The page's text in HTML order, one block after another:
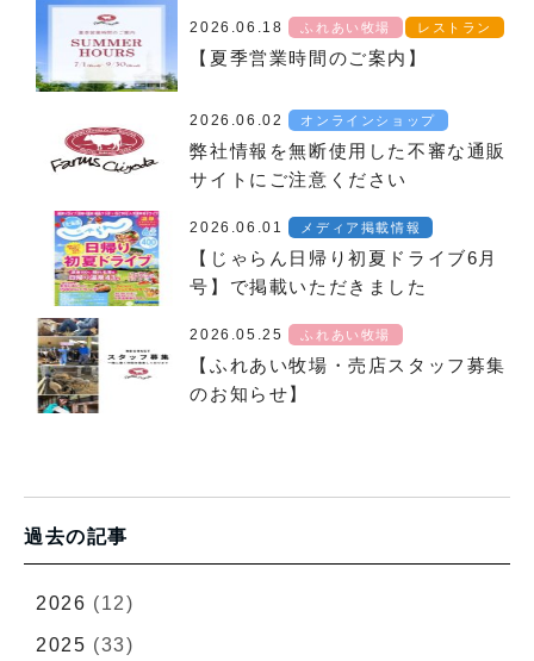
2026.06.18 ふれあい牧場 レストラン
【夏季営業時間のご案内】
2026.06.02 オンラインショップ
弊社情報を無断使用した不審な通販
サイトにご注意ください
2026.06.01 メディア掲載情報
【じゃらん日帰り初夏ドライブ6月
号】で掲載いただきました
2026.05.25 ふれあい牧場
【ふれあい牧場・売店スタッフ募集
のお知らせ】
過去の記事
2026 (12)
2025 (33)